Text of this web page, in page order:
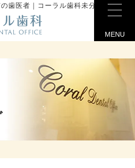
歯医者｜コーラル歯科未分類
MENU